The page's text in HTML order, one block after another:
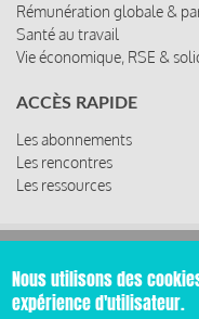
Rémunération globale &
Santé au travail
Vie économique, RSE &
ACCÈS RAPIDE
Les abonnements
Les rencontres
Les ressources
© 2019 Miroir
Nous utilisons des
expérience d'utilisateur.